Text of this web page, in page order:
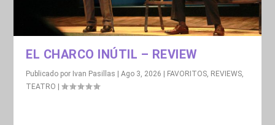
EL CHARCO INÚTIL – REVIEW
Publicado por Ivan Pasillas |Ago 3, 2026 | FAVORITOS REVIEWS
TEATRO |